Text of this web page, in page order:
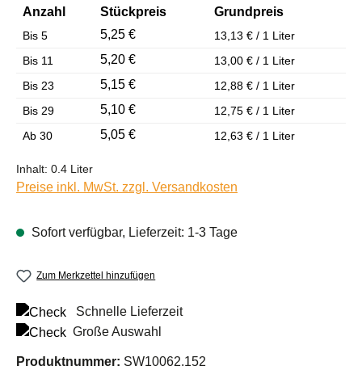
Anzahl Stückpreis Grundpreis
Bis 5 5,25 €
13,13 € / 1 Liter
Bis 11 5,20 €
13,00 € / 1 Liter
Bis 23 5,15 €
12,88 € / 1 Liter
Bis 29 5,10 €
12,75 € / 1 Liter
Ab 30 5,05 € 12,63 € / 1 Liter
Inhalt: 0.4 Liter
Preise inkl. MwSt. zzgl. Versandkosten
Sofort verfügbar, Lieferzeit: 1-3 Tage
Zum Merkzettel hinzufügen
Schnelle Lieferzeit
Große Auswahl
Produktnummer: SW10062.152